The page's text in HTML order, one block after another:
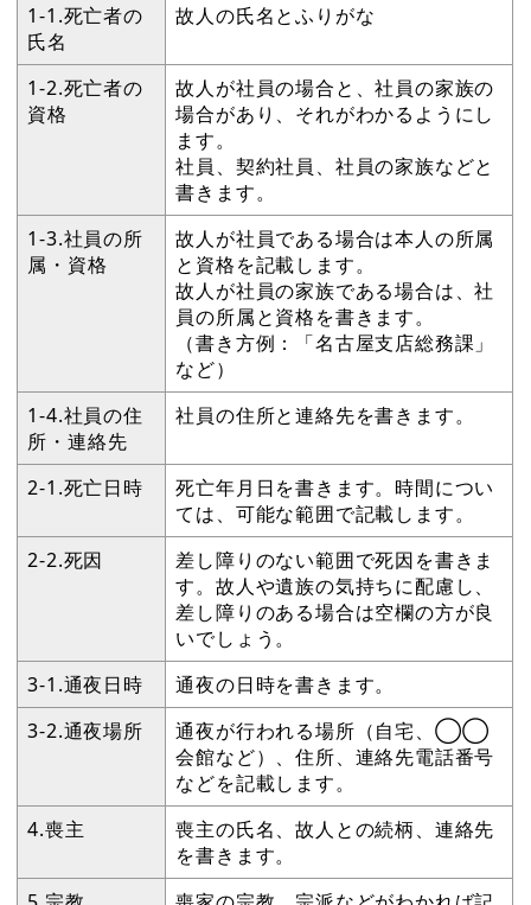
1-1.死亡者の
氏名
故人の氏名とふりがな
1-2.死亡者の
資格
故人が社員の場合と、社員の家族の
場合があり、それがわかるようにし
ます。
社員、契約社員、社員の家族などと
書きます。
1-3.社員の所
属・資格
故人が社員である場合は本人の所属
と資格を記載します。
故人が社員の家族である場合は、社
員の所属と資格を書きます。
（書き方例：「名古屋支店総務課」
など）
1-4.社員の住
所・連絡先
社員の住所と連絡先を書きます。
2-1.死亡日時
死亡年月日を書きます。時間につい
ては、可能な範囲で記載します。
2-2.死因
差し障りのない範囲で死因を書きま
す。故人や遺族の気持ちに配慮し、
差し障りのある場合は空欄の方が良
いでしょう。
3-1.通夜日時
通夜の日時を書きます。
3-2.通夜場所
通夜が行われる場所（自宅、◯◯
会館など）、住所、連絡先電話番号
などを記載します。
4.喪主
喪主の氏名、故人との続柄、連絡先
を書きます。